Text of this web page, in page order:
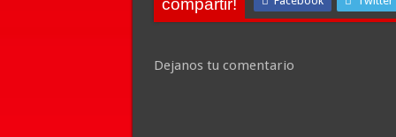
Dejanos tu comentario